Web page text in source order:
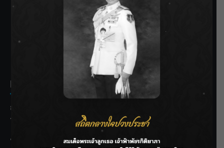
SIAMRATH VARIETY
THE BEST ENTERTAINMENT
Recent Posts
กรมชลฯ รับฟังประชาชน ติดตามแก้ปัญหาโครงการประตู
ระบายน้ำศรีสองรักฯ
‘แมน การิน’ แชร์ความเชื่อชวนคิด! “อยากกินอะไรหลังจาก